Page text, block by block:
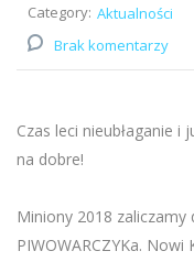
Category: Aktualności
Brak komentarzy
Czas leci nieubłaganie
na dobre!
Miniony 2018 zaliczamy
PIWOWARCZYKa.